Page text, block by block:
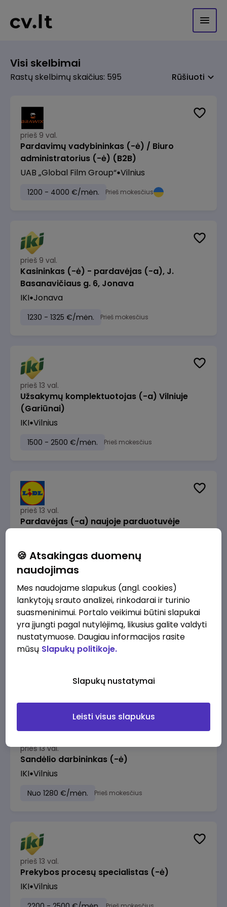
Visi skelbimai
Rastų skelbimų skaičius: 595 Rūšiuoti
prieš 9 val.
Pardavimų vadybininkas (-ė) / Biuro
administratorius (-ė) (B2B)
UAB „Global Film Group“ Vilnius
1200 - 4000 €/mėn. Prieš mokesčius
prieš 9 val.
Kasininkas (-ė) - pardavėjas (-a), J.
Basanavičiaus g. 6, Jonava
IKI Jonava
1230 - 1325 €/mėn. Prieš mokesčius
prieš 13 val.
Užsakymų komplektuotojas (-a) Vilniuje
(Gariūnai)
IKI Vilnius
1500 - 2500 €/mėn. Prieš mokesčius
prieš 13 val.
Pardavėjas (-a) naujoje parduotuvėje
1715 - 2170 €/mėn.
prieš 13 val.
Darbo užmokesčio buhalteris(ė)
3000 - 3650 €/mėn. Prieš mokesčius
prieš 13 val.
Sandėlio darbininkas (-ė)
IKI Vilnius
Nuo 1280 €/mėn. Prieš mokesčius
prieš 13 val.
Prekybos procesų specialistas (-ė)
IKI Vilnius
🍪 Atsakingas duomenų
naudojimas
Mes naudojame slapukus (angl. cookies)
lankytojų srauto analizei, rinkodarai ir turinio
suasmeninimui. Portalo veikimui būtini slapukai
yra įjungti pagal nutylėjimą, likusius galite valdyti
nustatymuose. Daugiau informacijos rasite
mūsų Slapukų politikoje.
Slapukų nustatymai
Leisti visus slapukus